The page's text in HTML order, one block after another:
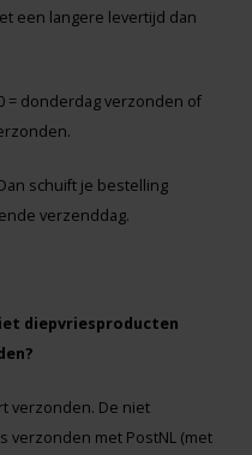
een langere levertijd dan
= donderdag verzonden of
schuift je bestelling
verzenddag.
diepvriesproducten
verzonden. De niet
verzonden met PostNL (met